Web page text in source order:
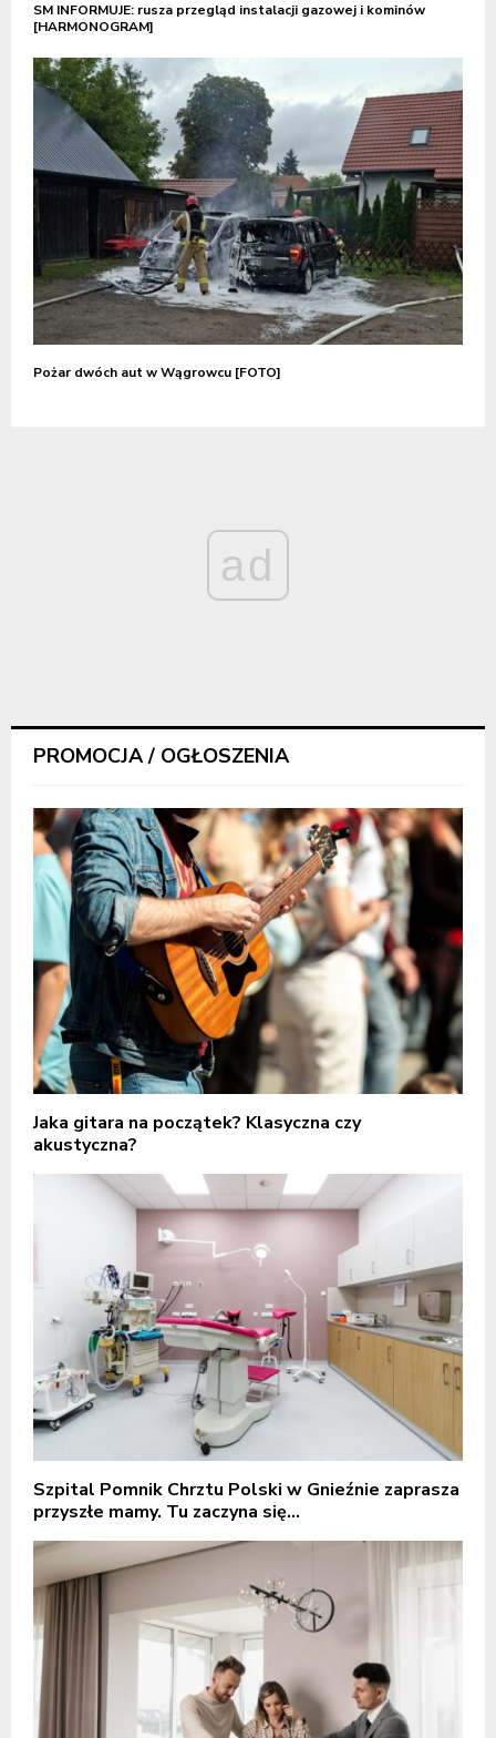
SM INFORMUJE: rusza przegląd instalacji gazowej i kominów
[HARMONOGRAM]
Pożar dwóch aut w Wągrowcu [FOTO]
ad
PROMOCJA / OGŁOSZENIA
Jaka gitara na początek? Klasyczna czy
akustyczna?
Szpital Pomnik Chrztu Polski w Gnieźnie zaprasza
przyszłe mamy. Tu zaczyna się...